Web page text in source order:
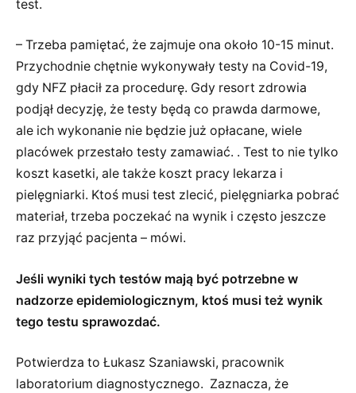
test.
– Trzeba pamiętać, że zajmuje ona około 10-15 minut.
Przychodnie chętnie wykonywały testy na Covid-19,
gdy NFZ płacił za procedurę. Gdy resort zdrowia
podjął decyzję, że testy będą co prawda darmowe,
ale ich wykonanie nie będzie już opłacane, wiele
placówek przestało testy zamawiać. . Test to nie tylko
koszt kasetki, ale także koszt pracy lekarza i
pielęgniarki. Ktoś musi test zlecić, pielęgniarka pobrać
materiał, trzeba poczekać na wynik i często jeszcze
raz przyjąć pacjenta – mówi.
Jeśli wyniki tych testów mają być potrzebne w
nadzorze epidemiologicznym, ktoś musi też wynik
tego testu sprawozdać.
Potwierdza to Łukasz Szaniawski, pracownik
laboratorium diagnostycznego. Zaznacza, że